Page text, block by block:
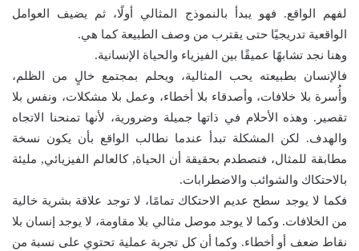
لفهم الواقع. فهو يبدأ بالنموذج المثالي أولًا، ثم يضيف العوامل
الواقعية تدريجيًا حتى يقترب من وصف الطبيعة كما هي.
وهنا نجد تشابهًا عميقًا بين الفيزياء والحياة الإنسانية.
فالإنسان بطبيعته يحب المثالية، ويحلم بمجتمع خالٍ من الظلم،
وأُسرة بلا خلافات، وأصدقاء بلا أخطاء، وعمل بلا مشكلات، ونفس بلا
تقصير. وهذه الأحلام في ذاتها جميلة وضرورية، لأنها تمنحنا الاتجاه
والهدف. لكن المشكلة تبدأ عندما نطالب الواقع بأن يكون نسخة
مطابقة للمثال، فنصطدم بحقيقة أن الحياة, كالعالم الفيزيائي, مليئة
بالاحتكاك والشوائب والاضطرابات.
فكما لا يوجد سطح عديم الاحتكاك تمامًا، لا توجد علاقة بشرية خالية
من الخلافات. وكما لا يوجد موصل مثالي بلا مقاومة، لا يوجد إنسان بلا
نقاط ضعف أو أخطاء. وكما أن كل تجربة عملية تحتوي على نسبة من